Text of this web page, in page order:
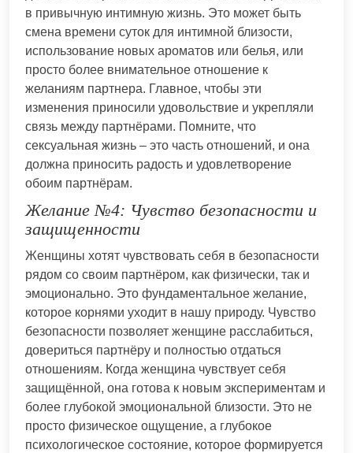
в привычную интимную жизнь. Это может быть
смена времени суток для интимной близости,
использование новых ароматов или белья, или
просто более внимательное отношение к
желаниям партнера. Главное, чтобы эти
изменения приносили удовольствие и укрепляли
связь между партнёрами. Помните, что
сексуальная жизнь – это часть отношений, и она
должна приносить радость и удовлетворение
обоим партнёрам.
Желание №4: Чувство безопасности и
защищенности
Женщины хотят чувствовать себя в безопасности
рядом со своим партнёром, как физически, так и
эмоционально. Это фундаментальное желание,
которое корнями уходит в нашу природу. Чувство
безопасности позволяет женщине расслабиться,
довериться партнёру и полностью отдаться
отношениям. Когда женщина чувствует себя
защищённой, она готова к новым экспериментам и
более глубокой эмоциональной близости. Это не
просто физическое ощущение, а глубокое
психологическое состояние, которое формируется